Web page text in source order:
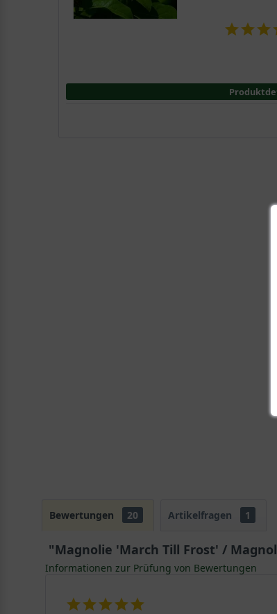
Bewertungen 20 Artikelfragen 1
"Magnolie 'March Till Frost' /
Informationen zur Prüfung von Bewertungen